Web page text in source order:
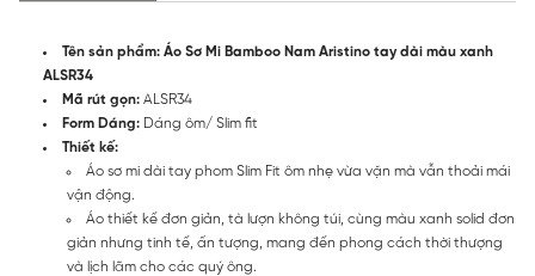
Tên sản phẩm: Áo Sơ Mi Bamboo Nam Aristino tay dài màu xanh
ALSR34
Mã rút gọn: ALSR34
Form Dáng: Dáng ôm/ Slim fit
Thiết kế:
Áo sơ mi dài tay phom Slim Fit ôm nhẹ vừa vặn mà vẫn thoải mái
vận động.
Áo thiết kế đơn giản, tà lượn không túi, cùng màu xanh solid đơn
giản nhưng tinh tế, ấn tượng, mang đến phong cách thời thượng
và lịch lãm cho các quý ông.